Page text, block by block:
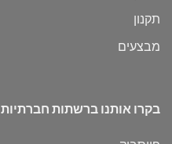
תקנון
מבצעים
בקרו אותנו ברשתות חברתיות